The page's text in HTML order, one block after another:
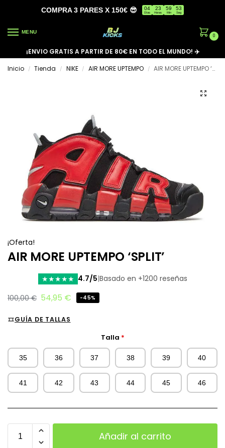
COMPRA 3 PARES X 150€ 😎 04
Días
23
Horas
59
Min
53
Seg
MENU
0
¡ENVIO GRATIS A PARTIR DE 80€ EN TODO EL MUNDO! ✈️
Inicio
/ Tienda / NIKE / AIR MORE UPTEMPO / AIR MORE UPTEMPO ‘SPLIT’
¡Oferta!
AIR MORE UPTEMPO ‘SPLIT’
★★★★★ 4.7/5|Basado en +1200 reseñas
100,00€ 54,95 € -45%
GUÍA DE TALLAS
Talla *
35 36 37 38 39 40
41 42 43 44 45 46
Añadir al carrito